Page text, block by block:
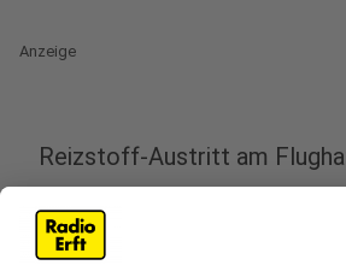
Anzeige
Reizstoff-Austritt am